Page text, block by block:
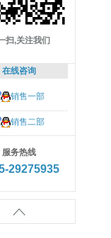
扫,关注我们
在线咨询
销售一部
销售二部
服务热线
29275935
